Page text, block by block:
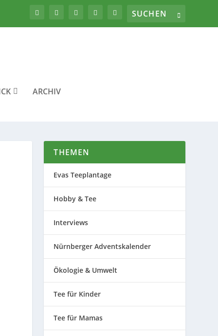
ARCHIV
THEMEN
Evas Teeplantage
Hobby & Tee
Interviews
Nürnberger Adventskalender
Ökologie & Umwelt
Tee für Kinder
Tee für Mamas